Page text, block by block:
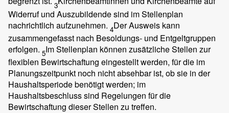
3
Widerruf und Auszubildende sind im Stellenplan
nachrichtlich aufzunehmen. 4Der Ausweis kann
zusammengefasst nach Besoldungs- und Entgeltgruppen
erfolgen. 5Im Stellenplan können zusätzliche Stellen zur
flexiblen Bewirtschaftung eingestellt werden, für die im
Planungszeitpunkt noch nicht absehbar ist, ob sie in der
Haushaltsperiode benötigt werden; im
Haushaltsbeschluss sind Regelungen für die
Bewirtschaftung dieser Stellen zu treffen.